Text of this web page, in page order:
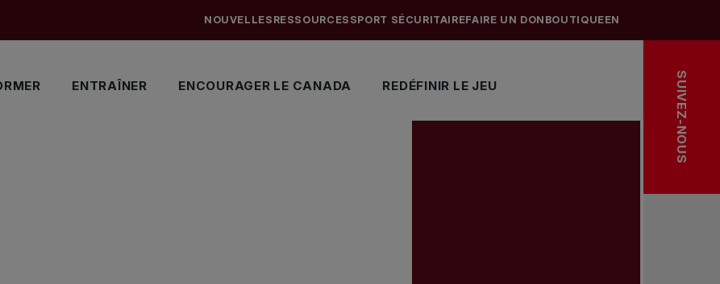
ENTRAÎNER ENCOURAGER LE CANADA REDÉFINIR LE JEU
NOUVELLES RESSOURCES SPORT SÉCURITAIREFAIRE UN DON BOUTIQUEEN
SUIVEZ-NOUS